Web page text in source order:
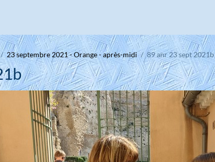
23 septembre 2021 - Orange - après-midi 89 anr 23 sept 2021b